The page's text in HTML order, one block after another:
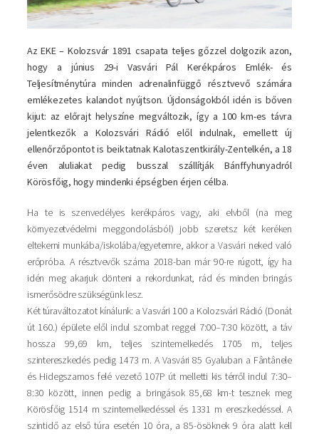
Az EKE – Kolozsvár 1891 csapata teljes gőzzel dolgozik azon,
hogy a június 29-i Vasvári Pál Kerékpáros Emlék- és
Teljesítménytúra minden adrenalinfüggő résztvevő számára
emlékezetes kalandot nyújtson. Újdonságokból idén is bőven
kijut: az előrajt helyszíne megváltozik, így a 100 km-es távra
jelentkezők a Kolozsvári Rádió elől indulnak, emellett új
ellenőrzőpontot is beiktatnak Kalotaszentkirály-Zentelkén, a 18
éven aluliakat pedig busszal szállítják Bánffyhunyadról
Körösfőig, hogy mindenki épségben érjen célba.
Ha te is szenvedélyes kerékpáros vagy, aki elvből (na meg
környezetvédelmi meggondolásból) jobb szeretsz két keréken
eltekerni munkába/iskolába/egyetemre, akkor a Vasvári neked való
erőpróba. A résztvevők száma 2018-ban már 90-re rúgott, így ha
idén meg akarjuk dönteni a rekordunkat, rád és minden bringás
ismerősödre szükségünk lesz.
Két túraváltozatot kínálunk: a Vasvári 100 a Kolozsvári Rádió (Donát
út 160.) épülete elől indul szombat reggel 7:00–7:30 között, a táv
hossza 99,69 km, teljes szintemelkedés 1705 m, teljes
szintereszkedés pedig 1473 m. A Vasvári 85 Gyaluban a Fântânele
és Hidegszamos felé vezető 107P út melletti kis térről indul 7:30–
8:30 között, innen pedig a bringások 85,68 km-t tesznek meg
Körösfőig 1514 m szintemelkedéssel és 1331 m ereszkedéssel. A
szintidő az első túra esetén 10 óra, a 85-ösöknek 9 óra alatt kell